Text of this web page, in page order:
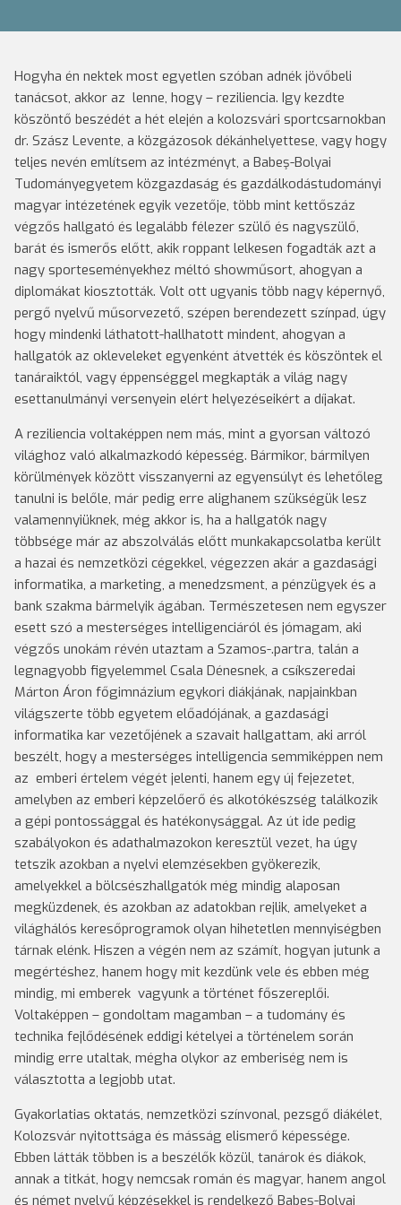
Hogyha én nektek most egyetlen szóban adnék jövőbeli
tanácsot, akkor az lenne, hogy – reziliencia. Igy kezdte
köszöntő beszédét a hét elején a kolozsvári sportcsarnokban
dr. Szász Levente, a közgázosok dékánhelyettese, vagy hogy
teljes nevén említsem az intézményt, a Babeş-Bolyai
Tudományegyetem közgazdaság és gazdálkodástudományi
magyar intézetének egyik vezetője, több mint kettőszáz
végzős hallgató és legalább félezer szülő és nagyszülő,
barát és ismerős előtt, akik roppant lelkesen fogadták azt a
nagy sporteseményekhez méltó showműsort, ahogyan a
diplomákat kiosztották. Volt ott ugyanis több nagy képernyő,
pergő nyelvű műsorvezető, szépen berendezett színpad, úgy
hogy mindenki láthatott-hallhatott mindent, ahogyan a
hallgatók az okleveleket egyenként átvették és köszöntek el
tanáraiktól, vagy éppenséggel megkapták a világ nagy
esettanulmányi versenyein elért helyezéseikért a díjakat.
A reziliencia voltaképpen nem más, mint a gyorsan változó
világhoz való alkalmazkodó képesség. Bármikor, bármilyen
körülmények között visszanyerni az egyensúlyt és lehetőleg
tanulni is belőle, már pedig erre alighanem szükségük lesz
valamennyiüknek, még akkor is, ha a hallgatók nagy
többsége már az abszolválás előtt munkakapcsolatba került
a hazai és nemzetközi cégekkel, végezzen akár a gazdasági
informatika, a marketing, a menedzsment, a pénzügyek és a
bank szakma bármelyik ágában. Természetesen nem egyszer
esett szó a mesterséges intelligenciáról és jómagam, aki
végzős unokám révén utaztam a Szamos-.partra, talán a
legnagyobb figyelemmel Csala Dénesnek, a csíkszeredai
Márton Áron főgimnázium egykori diákjának, napjainkban
világszerte több egyetem előadójának, a gazdasági
informatika kar vezetőjének a szavait hallgattam, aki arról
beszélt, hogy a mesterséges intelligencia semmiképpen nem
az emberi értelem végét jelenti, hanem egy új fejezetet,
amelyben az emberi képzelőerő és alkotókészség találkozik
a gépi pontossággal és hatékonysággal. Az út ide pedig
szabályokon és adathalmazokon keresztül vezet, ha úgy
tetszik azokban a nyelvi elemzésekben gyökerezik,
amelyekkel a bölcsészhallgatók még mindig alaposan
megküzdenek, és azokban az adatokban rejlik, amelyeket a
világhálós keresőprogramok olyan hihetetlen mennyiségben
tárnak elénk. Hiszen a végén nem az számít, hogyan jutunk a
megértéshez, hanem hogy mit kezdünk vele és ebben még
mindig, mi emberek vagyunk a történet főszereplői.
Voltaképpen – gondoltam magamban – a tudomány és
technika fejlődésének eddigi kételyei a történelem során
mindig erre utaltak, mégha olykor az emberiség nem is
választotta a legjobb utat.
Gyakorlatias oktatás, nemzetközi színvonal, pezsgő diákélet,
Kolozsvár nyitottsága és másság elismerő képessége.
Ebben látták többen is a beszélők közül, tanárok és diákok,
annak a titkát, hogy nemcsak román és magyar, hanem angol
és német nyelvű képzésekkel is rendelkező Babeş-Bolyai